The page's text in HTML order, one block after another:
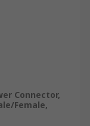
Connector,
Female,